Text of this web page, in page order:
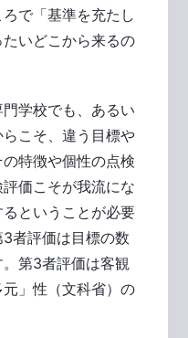
で「基準を充たし
いどこから来るの
学校でも、あるい
こそ、違う目標や
特徴や個性の点検
価こそが我流にな
ということが必要
者評価は目標の数
第3者評価は客観
」性（文科省）の